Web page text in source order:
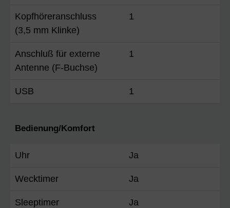
Kopfhöreranschluss
(3,5 mm Klinke)
1
Anschluß für externe
Antenne (F-Buchse)
1
USB 1
Bedienung/Komfort
Uhr Ja
Wecktimer Ja
Sleeptimer Ja